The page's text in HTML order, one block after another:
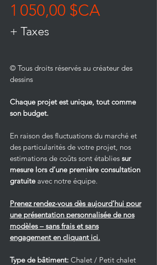
1 050,00 $CAPrix
+ Taxes
© Tous droits réservés au créateur des
dessins
Chaque projet est unique, tout comme
son budget.
En raison des fluctuations du marché et
des particularités de votre projet, nos
estimations de coûts sont établies sur
mesure lors d’une première consultation
gratuiteavec notre équipe.
Prenez rendez-vous dès aujourd’hui pour
une présentation personnalisée de nos
modèles – sans frais et sans
engagement en cliquant ici.
Type de bâtiment: Chalet / Petit chalet